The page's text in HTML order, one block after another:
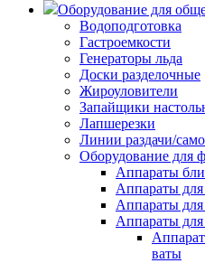
Оборудование для
Водоподготовка
Гастроемкости
Генераторы льда
Доски разделочные
Жироуловители
Запайщики
Лапшерезки
Линии раздачи/
Оборудование для
Аппараты
Аппараты для
Аппараты
Аппараты для
ваты